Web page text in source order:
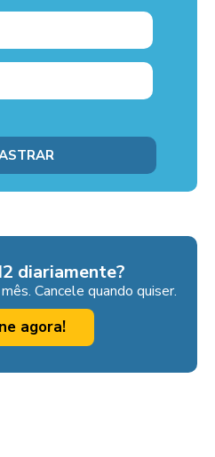
diariamente?
Cancele quando quiser.
agora!